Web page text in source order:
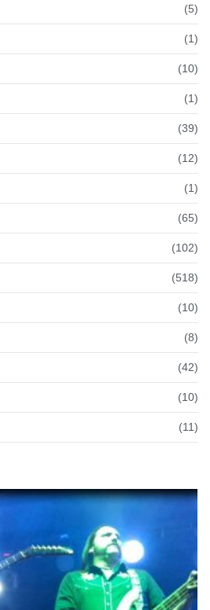
(5)
(1)
(10)
(1)
(39)
(12)
(1)
(65)
(102)
(518)
(10)
(8)
(42)
(10)
(11)